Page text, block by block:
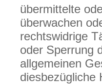
übermittelte
überwachen
rechtswidrige
oder Sperrung
allgemeinen
diesbezügliche